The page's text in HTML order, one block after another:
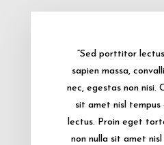
“Sed porttitor
sapien massa,
nec, egestas non nisi.
sit amet nisl tempus
lectus. Proin eget
non nulla sit amet